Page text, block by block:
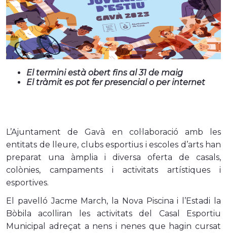
El termini està obert fins al 31 de maig
El tràmit es pot fer presencial o per internet
L’Ajuntament de Gavà en col·laboració amb les
entitats de lleure, clubs esportius i escoles d’arts han
preparat una àmplia i diversa oferta de casals,
colònies, campaments i activitats artístiques i
esportives.
El pavelló Jacme March, la Nova Piscina i l’Estadi la
Bòbila acolliran les activitats del Casal Esportiu
Municipal adreçat a nens i nenes que hagin cursat